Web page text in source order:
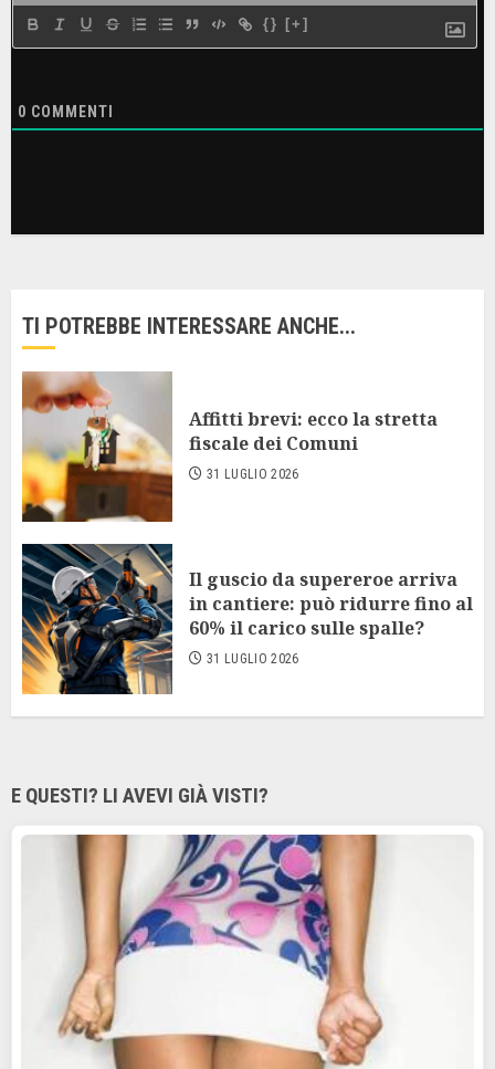
{} [+]
0 COMMENTI
TI POTREBBE INTERESSARE ANCHE...
Affitti brevi: ecco la stretta
fiscale dei Comuni
31 LUGLIO 2026
Il guscio da supereroe arriva
in cantiere: può ridurre fino al
60% il carico sulle spalle?
31 LUGLIO 2026
E QUESTI? LI AVEVI GIÀ VISTI?